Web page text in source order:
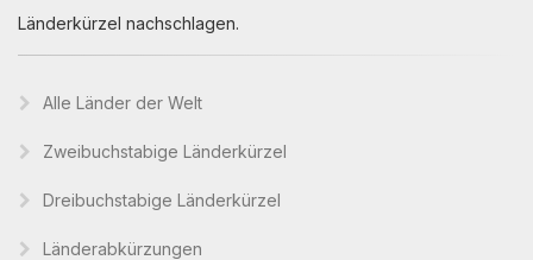
Länderkürzel nachschlagen.
Alle Länder der Welt
Zweibuchstabige Länderkürzel
Dreibuchstabige Länderkürzel
Länderabkürzungen